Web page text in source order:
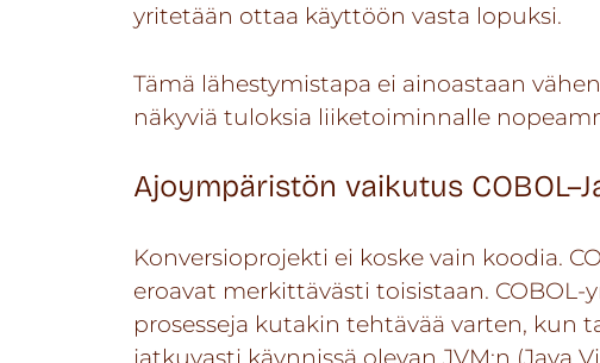
yritetään ottaa käyttöön vasta lopuksi.
Tämä lähestymistapa ei ainoastaan
näkyviä tuloksia liiketoiminnalle
Ajoympäristön vaikutus
Konversioprojekti ei koske vain koodia.
eroavat merkittävästi toisistaan.
prosesseja kutakin tehtävää varten, kun
jatkuvasti käynnissä olevan JVM:n (Java